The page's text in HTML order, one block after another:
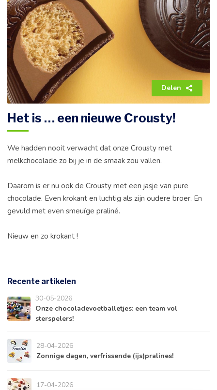
Delen
Het is … een nieuwe Crousty!
We hadden nooit verwacht dat onze Crousty met
melkchocolade zo bij je in de smaak zou vallen.
Daarom is er nu ook de Crousty met een jasje van pure
chocolade. Even krokant en luchtig als zijn oudere broer. En
gevuld met even smeuïge praliné.
Nieuw en zo krokant !
Recente artikelen
30-05-2026
Onze chocoladevoetballetjes: een team vol
sterspelers!
28-04-2026
Zonnige dagen, verfrissende (ijs)pralines!
17-04-2026